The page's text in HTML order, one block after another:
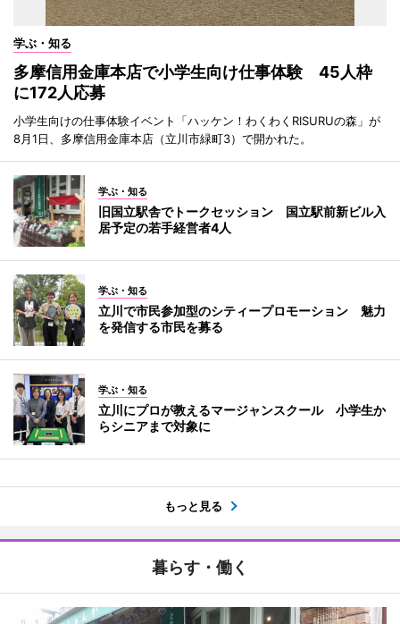
学ぶ・知る
多摩信用金庫本店で小学生向け仕事体験 45人枠
に172人応募
小学生向けの仕事体験イベント「ハッケン！わくわくRISURUの森」が
8月1日、多摩信用金庫本店（立川市緑町3）で開かれた。
学ぶ・知る
旧国立駅舎でトークセッション 国立駅前新ビル入
居予定の若手経営者4人
学ぶ・知る
立川で市民参加型のシティープロモーション 魅力
を発信する市民を募る
学ぶ・知る
立川にプロが教えるマージャンスクール 小学生か
らシニアまで対象に
もっと見る
暮らす・働く